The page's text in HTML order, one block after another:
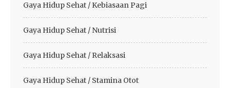
Gaya Hidup Sehat / Kebiasaan Pagi
Gaya Hidup Sehat / Nutrisi
Gaya Hidup Sehat / Relaksasi
Gaya Hidup Sehat / Stamina Otot